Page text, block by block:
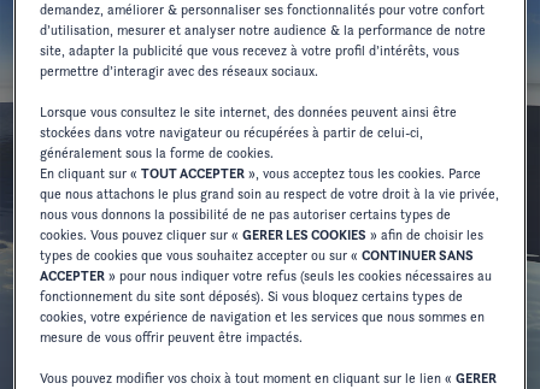
demandez, améliorer & personnaliser ses fonctionnalités pour votre confort
d’utilisation, mesurer et analyser notre audience & la performance de notre
site, adapter la publicité que vous recevez à votre profil d’intérêts, vous
permettre d’interagir avec des réseaux sociaux.
Lorsque vous consultez le site internet, des données peuvent ainsi être
stockées dans votre navigateur ou récupérées à partir de celui-ci,
généralement sous la forme de cookies.
En cliquant sur «TOUT ACCEPTER », vous acceptez tous les cookies. Parce
que nous attachons le plus grand soin au respect de votre droit à la vie privée,
nous vous donnons la possibilité de ne pas autoriser certains types de
cookies. Vous pouvez cliquer sur «GERER LES COOKIES » afin de choisir les
types de cookies que vous souhaitez accepter ou sur «CONTINUER SANS
ACCEPTER » pour nous indiquer votre refus (seuls les cookies nécessaires au
fonctionnement du site sont déposés). Si vous bloquez certains types de
cookies, votre expérience de navigation et les services que nous sommes en
mesure de vous offrir peuvent être impactés.
Vous pouvez modifier vos choix à tout moment en cliquant sur le lien «GERER